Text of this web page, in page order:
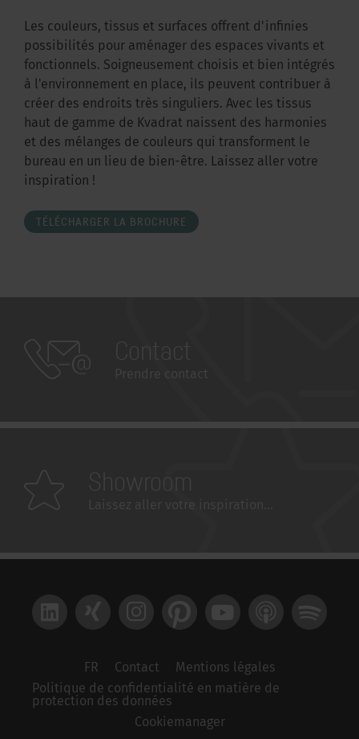
Les couleurs, tissus et surfaces offrent d'infinies
possibilités pour aménager des espaces vivants et
fonctionnels. Soigneusement choisis et bien intégrés
à l'environnement en place, ils peuvent contribuer à
créer des endroits très singuliers. Avec les tissus
haut de gamme de Kvadrat naissent des harmonies
et des mélanges de couleurs qui transforment le
bureau en un lieu de bien-être. Laissez aller votre
inspiration !
TÉLÉCHARGER LA BROCHURE
FR Contact
Mentions légales
Politique de confidentialité en matière de
protection des données
Cookiemanager
Pinterest